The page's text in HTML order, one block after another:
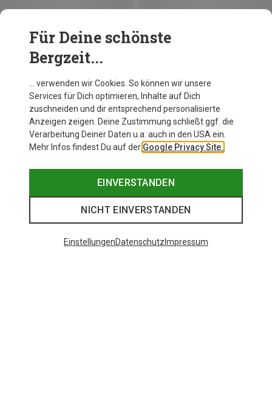
Du sparst 54%
Für Deine schönste
Bergzeit...
… verwenden wir Cookies. So können wir unsere
Services für Dich optimieren, Inhalte auf Dich
zuschneiden und dir entsprechend personalisierte
Anzeigen zeigen. Deine Zustimmung schließt ggf. die
Verarbeitung Deiner Daten u.a. auch in den USA ein.
Mehr Infos findest Du auf der Google Privacy Site.
EINVERSTANDEN
NICHT EINVERSTANDEN
EinstellungenDatenschutz Impressum